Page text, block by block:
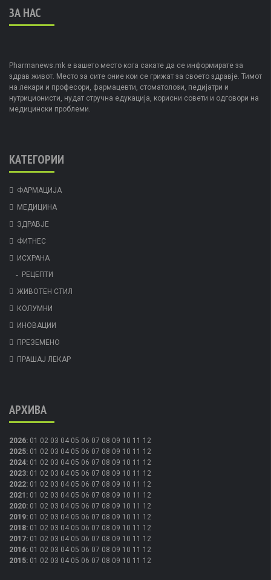
ЗА НАС
Pharmanews.mk е вашето место кога сакате да се информирате за
здрав живот. Место за сите оние кои се грижат за своето здравје. Тимот
на лекари и професори, фармацевти, стоматолози, педијатри и
нутриционисти, нудат стручна едукација, корисни совети и одговори на
медицински проблеми.
КАТЕГОРИИ
ФАРМАЦИЈА
МЕДИЦИНА
ЗДРАВЈЕ
ФИТНЕС
ИСХРАНА
РЕЦЕПТИ
ЖИВОТЕН СТИЛ
КОЛУМНИ
ИНОВАЦИИ
ПРЕЗЕМЕНО
ПРАШАЈ ЛЕКАР
АРХИВА
2026: 01 02 03 04 05 06 07 08 09 10 11 12
2025: 01 02 03 04 05 06 07 08 09 10 11 12
2024: 01 02 03 04 05 06 07 08 09 10 11 12
2023: 01 02 03 04 05 06 07 08 09 10 11 12
2022: 01 02 03 04 05 06 07 08 09 10 11 12
2021 : 01 02 03 04 05 06 07 08 09 10 11 12
2020: 01 02 03 04 05 06 07 08 09 10 11 12
2019: 01 02 03 04 05 06 07 08 09 10 11 12
2018: 01 02 03 04 05 06 07 08 09 10 11 12
2017: 01 02 03 04 05 06 07 08 09 10 11 12
2016: 01 02 03 04 05 06 07 08 09 10 11 12
2015: 01 02 03 04 05 06 07 08 09 10 11 12